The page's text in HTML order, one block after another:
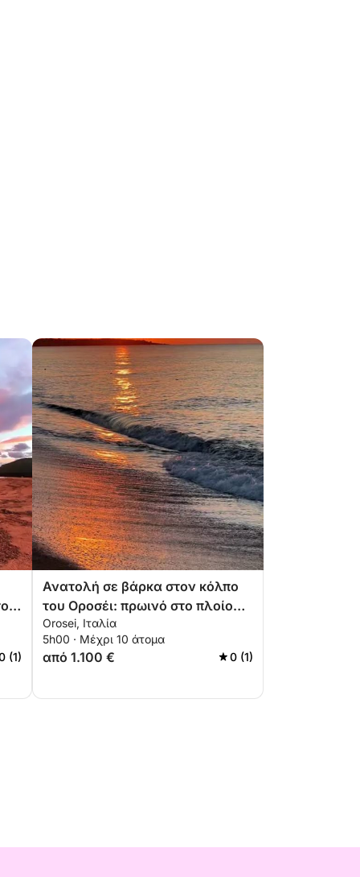
(1)
Ανατολή σε βάρκα στον κόλπο
του Οροσέι: πρωινό στο πλοίο
και όρμοι την αυγή
Orosei, Ιταλία
5h00 · Μέχρι 10 άτομα
από 1.100 € 0 (1)